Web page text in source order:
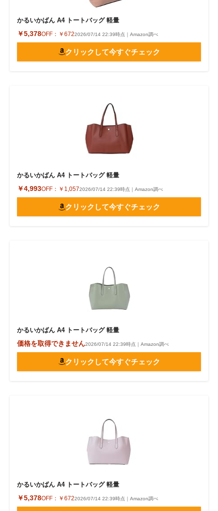
かるいかばん A4 トートバッグ 軽量
￥5,378OFF： ￥6722026/07/14 22:39時点｜Amazon調べ
クリックして今すぐチェック
かるいかばん A4 トートバッグ 軽量
￥4,993OFF： ￥1,0572026/07/14 22:39時点｜Amazon調べ
クリックして今すぐチェック
かるいかばん A4 トートバッグ 軽量
価格を取得できません2026/07/14 22:39時点｜Amazon調べ
クリックして今すぐチェック
かるいかばん A4 トートバッグ 軽量
￥5,378OFF： ￥6722026/07/14 22:39時点｜Amazon調べ